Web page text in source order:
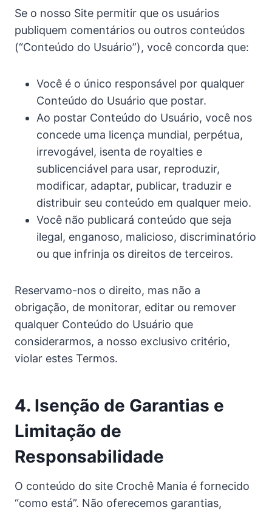
Se o nosso Site permitir que os usuários
publiquem comentários ou outros conteúdos
(“Conteúdo do Usuário”), você concorda que:
Você é o único responsável por qualquer
Conteúdo do Usuário que postar.
Ao postar Conteúdo do Usuário, você nos
concede uma licença mundial, perpétua,
irrevogável, isenta de royalties e
sublicenciável para usar, reproduzir,
modificar, adaptar, publicar, traduzir e
distribuir seu conteúdo em qualquer meio.
Você não publicará conteúdo que seja
ilegal, enganoso, malicioso, discriminatório
ou que infrinja os direitos de terceiros.
Reservamo-nos o direito, mas não a
obrigação, de monitorar, editar ou remover
qualquer Conteúdo do Usuário que
considerarmos, a nosso exclusivo critério,
violar estes Termos.
4. Isenção de Garantias e
Limitação de
Responsabilidade
O conteúdo do site Crochê Mania é fornecido
“como está”. Não oferecemos garantias,